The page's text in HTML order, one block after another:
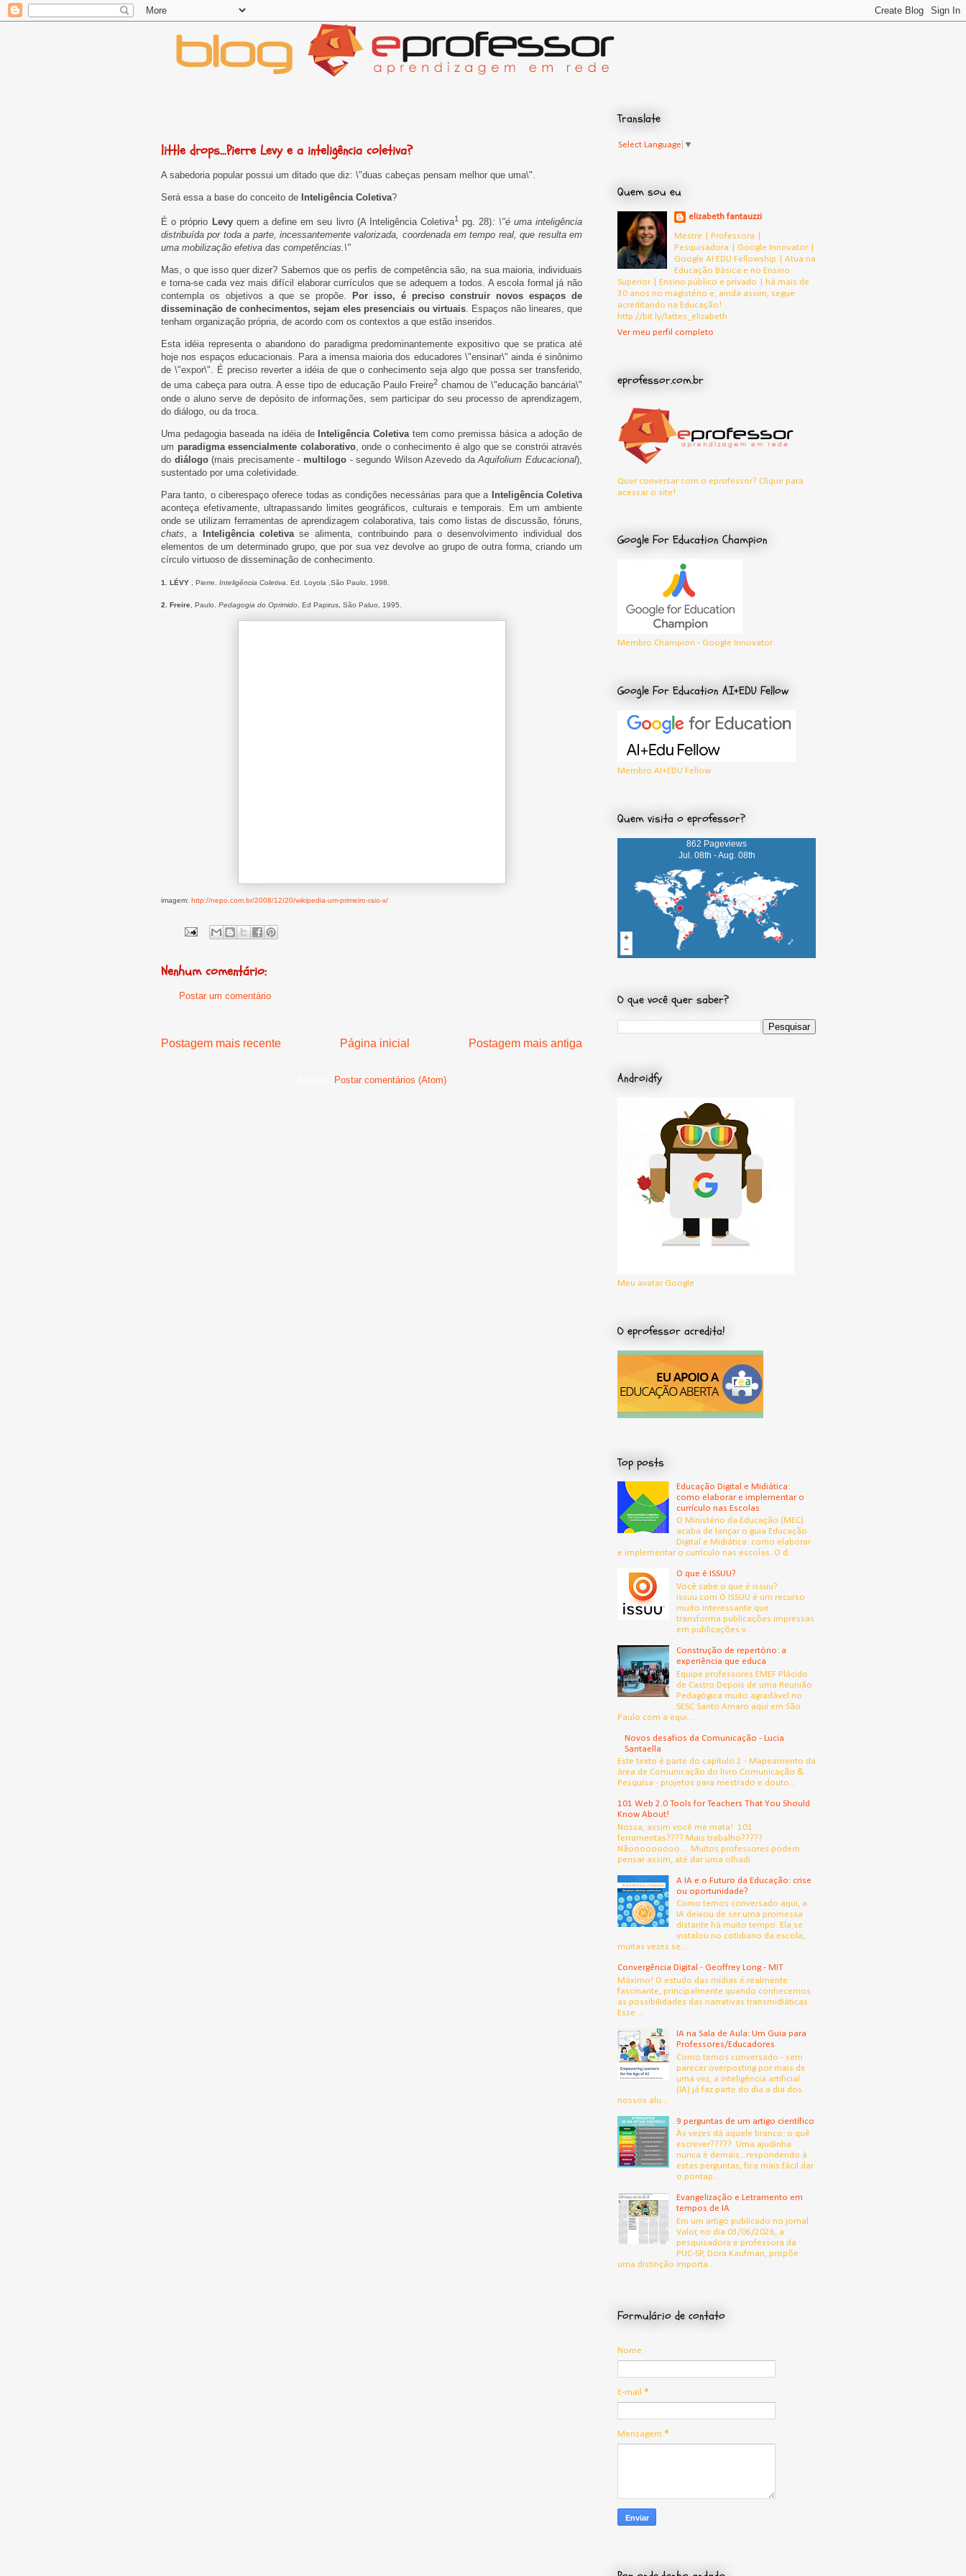
little drops...Pierre Levy e a inteligência coletiva?
A sabedoria popular possui um ditado que diz: \"duas cabeças pensam melhor que uma\".
Será essa a base do conceito de Inteligência Coletiva?
É o próprio Levy quem a define em seu livro (A Inteligência Coletiva1 pg. 28): \"é uma inteligência
distribuída por toda a parte, incessantemente valorizada, coordenada em tempo real, que resulta em
uma mobilização efetiva das competências.\"
Mas, o que isso quer dizer? Sabemos que os perfis de competência são, na sua maioria, individuais
e torna-se cada vez mais difícil elaborar currículos que se adequem a todos. A escola formal já não
contempla os objetivos a que se propõe.
Por isso, é preciso construir novos espaços de
disseminação de conhecimentos, sejam eles presenciais ou virtuais. Espaços não lineares, que
tenham organização própria, de acordo com os contextos a que estão inseridos.
Esta idéia representa o abandono do paradigma predominantemente expositivo que se pratica até
hoje nos espaços educacionais. Para a imensa maioria dos educadores \"ensinar\" ainda é sinônimo
de \"expor\". É preciso reverter a idéia de que o conhecimento seja algo que possa ser transferido,
de uma cabeça para outra. A esse tipo de educação Paulo Freire2 chamou de \"educação bancária\"
onde o aluno serve de depósito de informações, sem participar do seu processo de aprendizagem,
do diálogo, ou da troca.
Uma pedagogia baseada na idéia de Inteligência Coletiva tem como premissa básica a adoção de
um paradigma essencialmente colaborativo, onde o conhecimento é algo que se constrói através
do diálogo(mais precisamente - multilogo- segundo Wilson Azevedo daAquifolium Educacional),
sustentado por uma coletividade.
Para tanto, o ciberespaço oferece todas as condições necessárias para que a Inteligência Coletiva
aconteça efetivamente, ultrapassando limites geográficos, culturais e temporais. Em um ambiente
onde se utilizam ferramentas de aprendizagem colaborativa, tais como listas de discussão, fóruns,
chats , a Inteligência coletiva se alimenta, contribuindo para o desenvolvimento individual dos
elementos de um determinado grupo, que por sua vez devolve ao grupo de outra forma, criando um
círculo virtuoso de disseminação de conhecimento.
1. LÉVY , Pierre. Inteligência Coletiva . Ed. Loyola ,São Paulo, 1998.
2. Freire , Paulo. Pedagogia do Oprimido . Ed Papirus, São Paluo, 1995.
imagem: http://nepo.com.br/2008/12/20/wikipedia-um-primeiro-raio-x/
Nenhum comentário:
Postar um comentário
Postagem mais recente Postagem mais antiga
Página inicial
Postar comentários (Atom)
Translate
Select Language ▼
Quem sou eu
elizabeth fantauzzi
Mestre | Professora |
Pesquisadora | Google Innovator |
Google AI EDU Fellowship | Atua na
Educação Básica e no Ensino
Superior | Ensino público e privado | há mais de
30 anos no magistério e, ainda assim, segue
acreditando na Educação!
http://bit.ly/lattes_elizabeth
Ver meu perfil completo
eprofessor.com.br
Quer conversar com o eprofessor? Clique para
acessar o site!
Google For Education Champion
Membro Champion - Google Innovator
Google For Education AI+EDU Fellow
Membro AI+EDU Fellow
Quem visita o eprofessor?
862 Pageviews
Jul. 08th - Aug. 08th
O que você quer saber?
Androidfy
Meu avatar Google
O eprofessor acredita!
Top posts
Educação Digital e Midiática:
como elaborar e implementar o
currículo nas Escolas
O Ministério da Educação (MEC)
acaba de lançar o guia Educação
Digital e Midiática: como elaborar
e implementar o currículo nas escolas. O d...
O que é ISSUU?
Você sabe o que é issuu?
issuu.com O ISSUU é um recurso
muito interessante que
transforma publicações impressas
em publicações v...
Construção de repertório: a
experiência que educa
Equipe professores EMEF Plácido
de Castro Depois de uma Reunião
Pedagógica muito agradável no
SESC Santo Amaro aqui em São
Paulo com a equi...
Novos desafios da Comunicação - Lucia
Santaella
Este texto é parte do capítulo 2 - Mapeamento da
área de Comunicação do livro Comunicação &
Pesquisa - projetos para mestrado e douto...
101 Web 2.0 Tools for Teachers That You Should
Know About!
Nossa, assim você me mata! 101
ferramentas???? Mais trabalho?????
Nãooooooooo.... Muitos professores podem
pensar assim, até dar uma olhadi...
A IA e o Futuro da Educação: crise
ou oportunidade?
Como temos conversado aqui, a
IA deixou de ser uma promessa
distante há muito tempo. Ela se
instalou no cotidiano da escola,
muitas vezes se...
Convergência Digital - Geoffrey Long - MIT
Máximo! O estudo das mídias é realmente
fascinante, principalmente quando conhecemos
as possibilidades das narrativas transmidiáticas.
Esse ...
IA na Sala de Aula: Um Guia para
Professores/Educadores
Como temos conversado - sem
parecer overposting por mais de
uma vez, a inteligência artificial
(IA) já faz parte do dia a dia dos
nossos alu...
9 perguntas de um artigo científico
Às vezes dá aquele branco: o quê
escrever????? Uma ajudinha
nunca é demais...respondendo à
estas perguntas, fica mais fácil dar
o pontap...
Evangelização e Letramento em
tempos de IA
Em um artigo publicado no jornal
Valor, no dia 03/06/2026, a
pesquisadora e professora da
PUC-SP, Dora Kaufman, propõe
uma distinção importa...
Formulário de contato
Nome
E-mail *
Mensagem *